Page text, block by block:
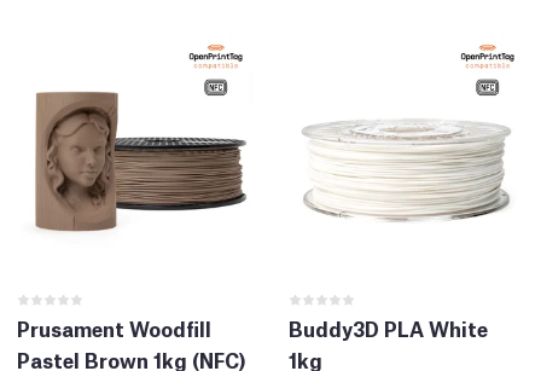
Prusament Woodfill
Pastel Brown 1kg (NFC)
Buddy3D PLA White
1kg